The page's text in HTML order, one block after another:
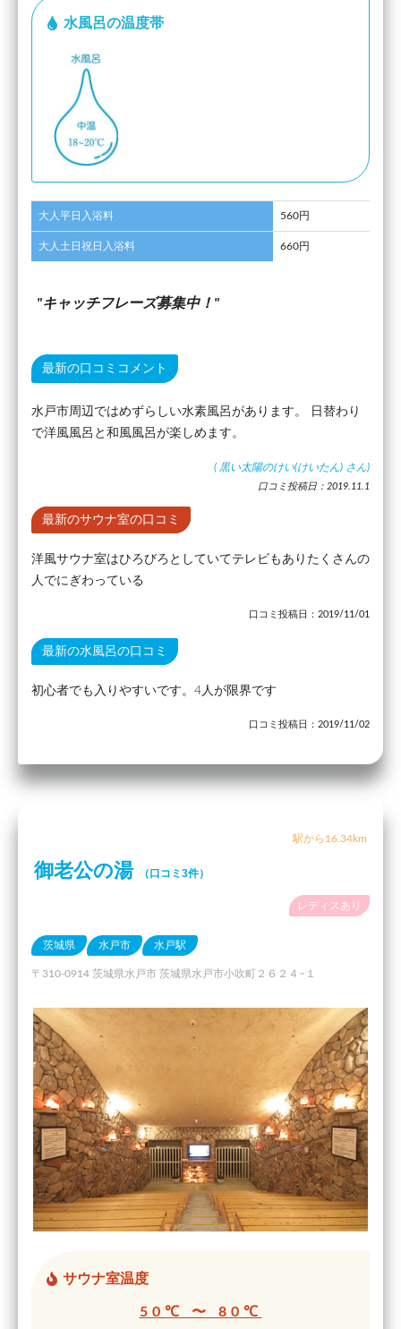
水風呂の温度帯
大人平日入浴料 560円
大人土日祝日入浴料 660円
キャッチフレーズ募集中！
最新の口コミコメント
水戸市周辺ではめずらしい水素風呂があります。 日替わり
で洋風風呂と和風風呂が楽しめます。
( 黒い太陽のけい(けいたん) さん)
口コミ投稿日：2019.11.1
最新のサウナ室の口コミ
洋風サウナ室はひろびろとしていてテレビもありたくさんの
人でにぎわっている
口コミ投稿日：2019/11/01
最新の水風呂の口コミ
初心者でも入りやすいです。4人が限界です
口コミ投稿日：2019/11/02
駅から16.34km
御老公の湯 （口コミ3件）
レディスあり
茨城県 水戸市 水戸駅
〒310-0914 茨城県水戸市 茨城県水戸市小吹町２６２４−１
サウナ室温度
50℃ 〜 80℃